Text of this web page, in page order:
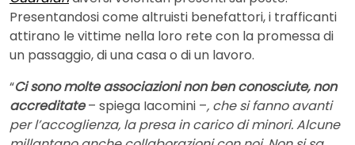
Presentandosi come altruisti benefattori, i trafficanti
attirano le vittime nella loro rete con la promessa di
un passaggio, di una casa o di un lavoro.
“Ci sono molte associazioni non ben conosciute, non
accreditate– spiega Iacomini –, che si fanno avanti
per l’accoglienza, la presa in carico di minori. Alcune